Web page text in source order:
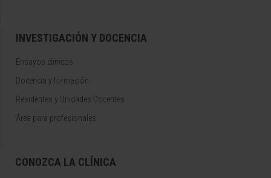
INVESTIGACIÓN Y DOCENCIA
Ensayos clínicos
Docencia y formación
Residentes y Unidades Docentes
Área para profesionales
CONOZCA LA CLÍNICA